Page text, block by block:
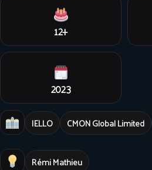
12+
2023
IELLO CMON Global Limited
Rémi Mathieu